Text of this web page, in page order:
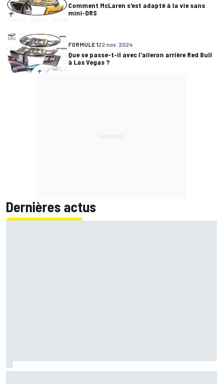
Comment McLaren s'est adapté à la vie sans
mini-DRS
FORMULE 122 nov. 2024
Que se passe-t-il avec l'aileron arrière Red Bull
à Las Vegas ?
Dernières actus